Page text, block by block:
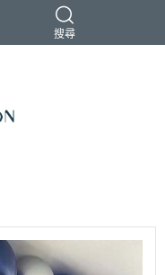
搜尋